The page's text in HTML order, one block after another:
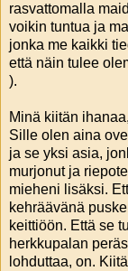
rasvattomalla
voikin tuntua ja
jonka me kaikki
että näin tulee
).
Minä kiitän
Sille olen aina
ja se yksi asia,
murjonut ja
mieheni lisäksi.
kehräävänä
keittiöön. Että se
herkkupalan
lohduttaa, on.